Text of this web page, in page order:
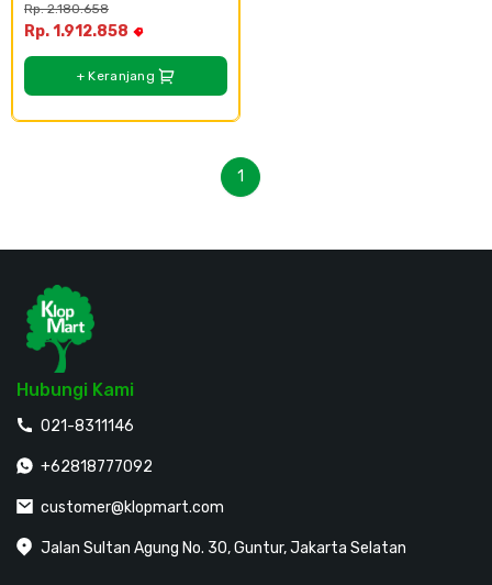
Rp. 2.180.658
Rp. 1.912.858
+ Keranjang
1
Hubungi Kami
021-8311146
+62818777092
customer@klopmart.com
Jalan Sultan Agung No. 30, Guntur, Jakarta Selatan